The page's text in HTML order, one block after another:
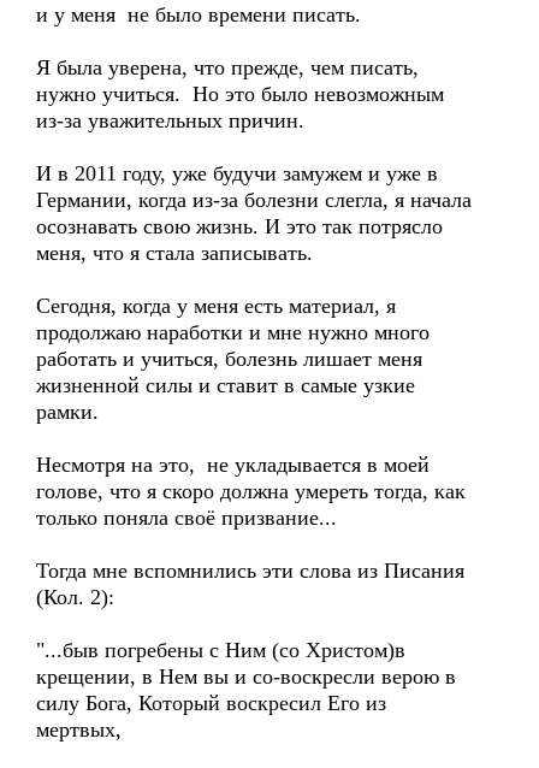
и у меня не было времени писать.
Я была уверена, что прежде, чем писать,
нужно учиться. Но это было невозможным
из-за уважительных причин.
И в 2011 году, уже будучи замужем и уже в
Германии, когда из-за болезни слегла, я начала
осознавать свою жизнь. И это так потрясло
меня, что я стала записывать.
Сегодня, когда у меня есть материал, я
продолжаю наработки и мне нужно много
работать и учиться, болезнь лишает меня
жизненной силы и ставит в самые узкие
рамки.
Несмотря на это, не укладывается в моей
голове, что я скоро должна умереть тогда, как
только поняла своё призвание...
Тогда мне вспомнились эти слова из Писания
(Кол. 2):
"...быв погребены с Ним (со Христом)в
крещении, в Нем вы и со-воскресли верою в
силу Бога, Который воскресил Его из
мертвых,